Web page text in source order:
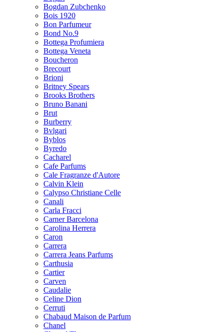
Bogdan Zubchenko
Bois 1920
Bon Parfumeur
Bond No.9
Bottega Profumiera
Bottega Veneta
Boucheron
Brecourt
Brioni
Britney Spears
Brooks Brothers
Bruno Banani
Brut
Burberry
Bvlgari
Byblos
Byredo
Cacharel
Cafe Parfums
Cale Fragranze d'Autore
Calvin Klein
Calypso Christiane Celle
Canali
Carla Fracci
Carner Barcelona
Carolina Herrera
Caron
Carrera
Carrera Jeans Parfums
Carthusia
Cartier
Carven
Caudalie
Celine Dion
Cerruti
Chabaud Maison de Parfum
Chanel